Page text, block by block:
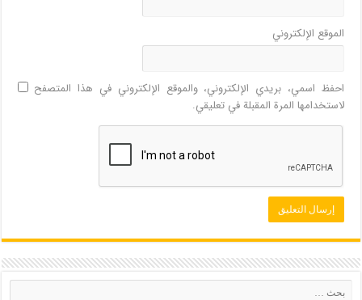
الموقع الإلكتروني
احفظ اسمي، بريدي الإلكتروني، والموقع الإلكتروني في هذا المتصفح
لاستخدامها المرة المقبلة في تعليقي.